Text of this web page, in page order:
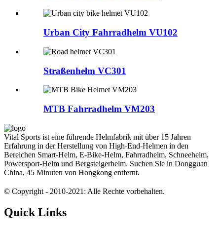
Urban City Fahrradhelm VU102
Straßenhelm VC301
MTB Fahrradhelm VM203
Vital Sports ist eine führende Helmfabrik mit über 15 Jahren
Erfahrung in der Herstellung von High-End-Helmen in den
Bereichen Smart-Helm, E-Bike-Helm, Fahrradhelm, Schneehelm,
Powersport-Helm und Bergsteigerhelm. Suchen Sie in Dongguan
China, 45 Minuten von Hongkong entfernt.
© Copyright - 2010-2021: Alle Rechte vorbehalten.
Quick Links